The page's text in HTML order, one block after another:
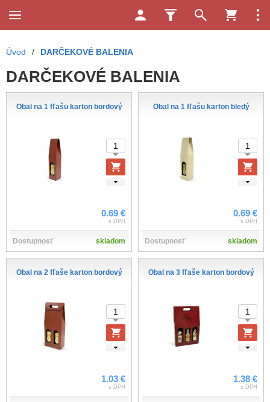
Úvod / DARČEKOVÉ BALENIA
DARČEKOVÉ BALENIA
Obal na 1 fľašu karton bordový
0.69 €
s DPH
Dostupnosť skladom
Obal na 1 fľašu karton bledý
0.69 €
s DPH
Dostupnosť skladom
Obal na 2 fľaše karton bordový
1.03 €
s DPH
Obal na 3 fľaše karton bordový
1.38 €
s DPH